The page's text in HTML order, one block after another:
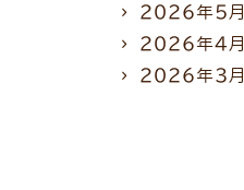
2026年5月
2026年4月
2026年3月